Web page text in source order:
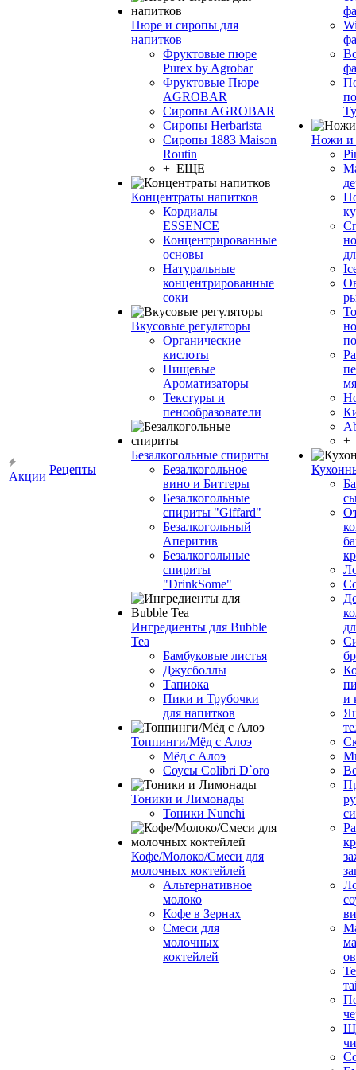
Акции
Рецепты
Пюре и сиропы для
напитков
Фруктовые пюре
Purex by Agrobar
Фруктовые Пюре
AGROBAR
Сиропы AGROBAR
Сиропы Herbarista
Сиропы 1883 Maison
Routin
+ ЕЩЕ
Концентраты напитков
Кордиалы
ESSENCE
Концентрированные
основы
Натуральные
концентрированные
соки
Вкусовые регуляторы
Органические
кислоты
Пищевые
Ароматизаторы
Текстуры и
пенообразователи
Безалкогольные спириты
Безалкогольное
вино и Биттеры
Безалкогольные
спириты "Giffard"
Безалкогольный
Аперитив
Безалкогольные
спириты
"DrinkSome"
Ингредиенты для Bubble
Tea
Бамбуковые листья
Джусболлы
Тапиока
Пики и Трубочки
для напитков
Топпинги/Мёд с Алоэ
Мёд с Алоэ
Соусы Colibri D`oro
Тоники и Лимонады
Тоники Nunchi
Кофе/Молоко/Смеси для
молочных коктейлей
Альтернативное
молоко
Кофе в Зернах
Смеси для
молочных
коктейлей
Ножи и
+
и